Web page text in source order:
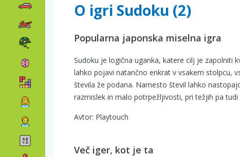
O igri Sudoku (2)
Popularna japonska miselna igra
Sudoku je logična uganka, katere cilj je zapolniti
lahko pojavi natančno enkrat v vsakem stolpcu,
števila že podana. Namesto števil lahko
razmislek in malo potrpežljivosti, pri težjih pa
Avtor: Playtouch
Več iger, kot je ta